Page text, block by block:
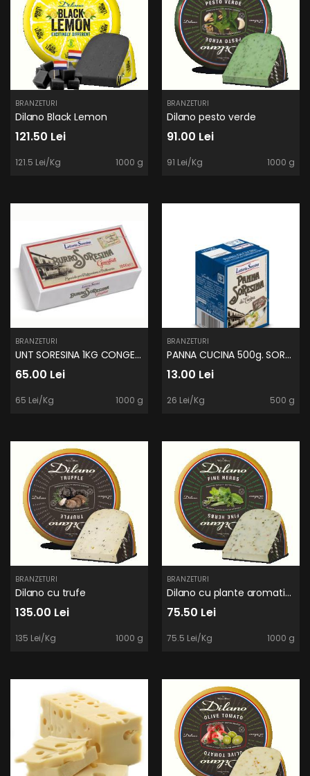
BRANZETURI
Dilano Black Lemon
121.50 Lei
121.5 Lei/Kg 1000 g
BRANZETURI
Dilano pesto verde
91.00 Lei
91 Lei/Kg 1000 g
BRANZETURI
UNT SORESINA 1KG CONGELAT
65.00 Lei
65 Lei/Kg 1000 g
BRANZETURI
PANNA CUCINA 500g. SORESINA
13.00 Lei
26 Lei/Kg 500 g
BRANZETURI
Dilano cu trufe
135.00 Lei
135 Lei/Kg 1000 g
BRANZETURI
Dilano cu plante aromatice
75.50 Lei
75.5 Lei/Kg 1000 g